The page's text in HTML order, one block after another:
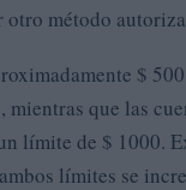
método
$
mientras que las
límite de $ 1000.
límites se